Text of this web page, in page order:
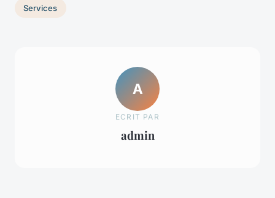
Services
A
ECRIT PAR
admin